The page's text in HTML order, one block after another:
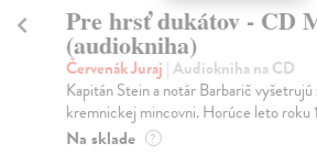
Vlk a dýka - MP3 CD
(audiokniha)
Červenák Juraj | Audiokniha na CD
Notár Barbarič rieši záhadný zločin na
rytierov. Hrad na hore Sitno oddávna
Na sklade ?